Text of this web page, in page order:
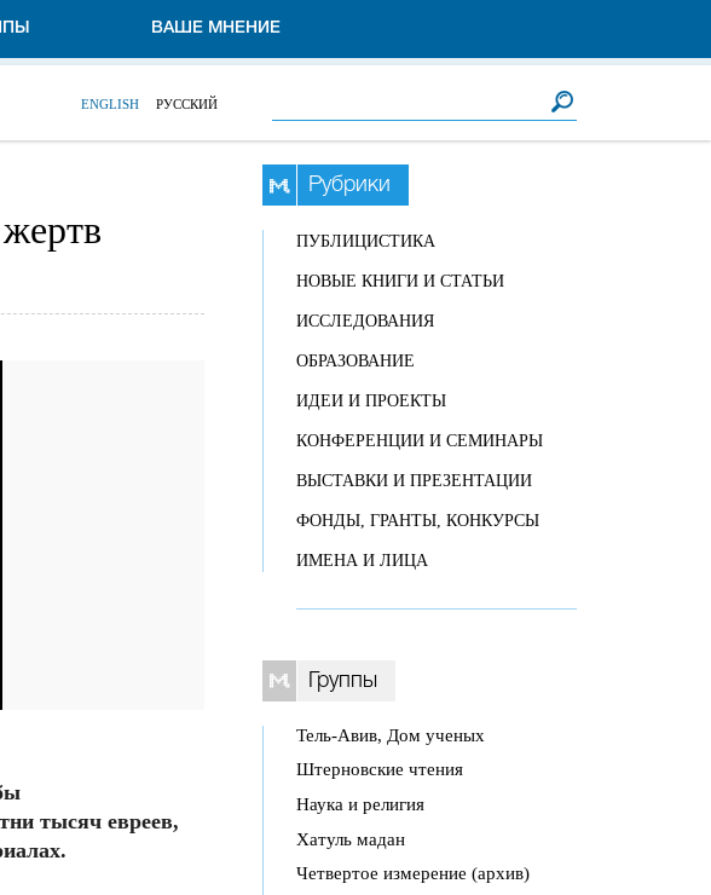
ВАШЕ МНЕНИЕ
ENGLISH РУССКИЙ
тысяч евреев,
Рубрики
ПУБЛИЦИСТИКА
НОВЫЕ КНИГИ И СТАТЬИ
ИССЛЕДОВАНИЯ
ОБРАЗОВАНИЕ
ИДЕИ И ПРОЕКТЫ
КОНФЕРЕНЦИИ И СЕМИНАРЫ
ВЫСТАВКИ И ПРЕЗЕНТАЦИИ
ФОНДЫ, ГРАНТЫ, КОНКУРСЫ
ИМЕНА И ЛИЦА
Группы
Тель-Авив, Дом ученых
Штерновские чтения
Наука и религия
Хатуль мадан
Четвертое измерение (архив)